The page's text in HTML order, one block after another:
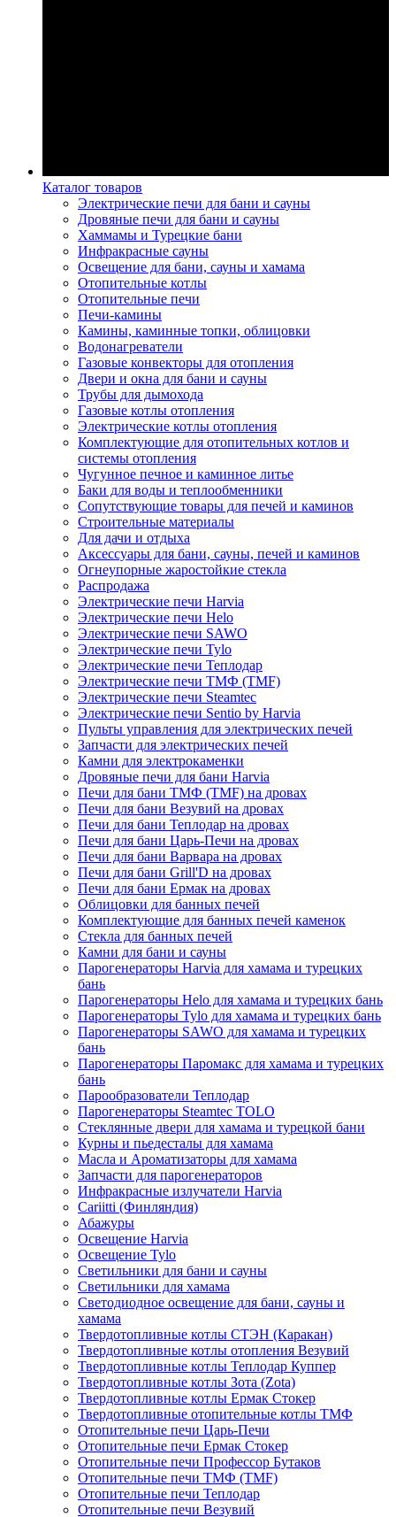
Каталог товаров
Электрические печи для бани и сауны
Дровяные печи для бани и сауны
Хаммамы и Турецкие бани
Инфракрасные сауны
Освещение для бани, сауны и хамама
Отопительные котлы
Отопительные печи
Печи-камины
Камины, каминные топки, облицовки
Водонагреватели
Газовые конвекторы для отопления
Двери и окна для бани и сауны
Трубы для дымохода
Газовые котлы отопления
Электрические котлы отопления
Комплектующие для отопительных котлов и
системы отопления
Чугунное печное и каминное литье
Баки для воды и теплообменники
Сопутствующие товары для печей и каминов
Строительные материалы
Для дачи и отдыха
Аксессуары для бани, сауны, печей и каминов
Огнеупорные жаростойкие стекла
Распродажа
Электрические печи Harvia
Электрические печи Helo
Электрические печи SAWO
Электрические печи Tylo
Электрические печи Теплодар
Электрические печи ТМФ (TMF)
Электрические печи Steamtec
Электрические печи Sentio by Harvia
Пульты управления для электрических печей
Запчасти для электрических печей
Камни для электрокаменки
Дровяные печи для бани Harvia
Печи для бани ТМФ (TMF) на дровах
Печи для бани Везувий на дровах
Печи для бани Теплодар на дровах
Печи для бани Царь-Печи на дровах
Печи для бани Варвара на дровах
Печи для бани Grill'D на дровах
Печи для бани Ермак на дровах
Облицовки для банных печей
Комплектующие для банных печей каменок
Стекла для банных печей
Камни для бани и сауны
Парогенераторы Harvia для хамама и турецких
бань
Парогенераторы Helo для хамама и турецких бань
Парогенераторы Tylo для хамама и турецких бань
Парогенераторы SAWO для хамама и турецких
бань
Парогенераторы Паромакс для хамама и турецких
бань
Парообразователи Теплодар
Парогенераторы Steamtec TOLO
Стеклянные двери для хамама и турецкой бани
Курны и пьедесталы для хамама
Масла и Ароматизаторы для хамама
Запчасти для парогенераторов
Инфракрасные излучатели Harvia
Cariitti (Финляндия)
Абажуры
Освещение Harvia
Освещение Tylo
Светильники для бани и сауны
Светильники для хамама
Светодиодное освещение для бани, сауны и
хамама
Твердотопливные котлы СТЭН (Каракан)
Твердотопливные котлы отопления Везувий
Твердотопливные котлы Теплодар Куппер
Твердотопливные котлы Зота (Zota)
Твердотопливные котлы Ермак Стокер
Твердотопливные отопительные котлы ТМФ
Отопительные печи Царь-Печи
Отопительные печи Ермак Стокер
Отопительные печи Профессор Бутаков
Отопительные печи ТМФ (TMF)
Отопительные печи Теплодар
Отопительные печи Везувий